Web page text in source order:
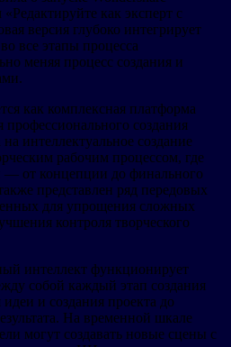
как эксперт с
версия глубоко интегрирует
все этапы процесса
меняя процесс создания и
как комплексная платформа
создания
интеллектуальное создание
рабочим процессом, где
— от концепции до финального
представлен ряд передовых
для упрощения сложных
контроля творческого
интеллект функционирует
собой каждый этап создания
и создания проекта до
На временной шкале
могут создавать новые сцены с